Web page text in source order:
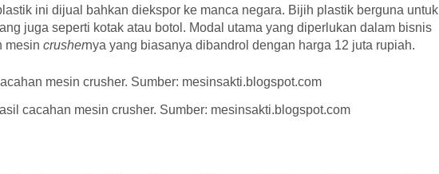
ini dijual bahkan diekspor ke manca negara. Bijih plastik berguna untuk
juga seperti kotak atau botol. Modal utama yang diperlukan dalam bisnis
mesin crushernya yang biasanya dibandrol dengan harga 12 juta rupiah.
cacahan mesin crusher. Sumber: mesinsakti.blogspot.com